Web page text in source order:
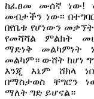
ከፈፀመ ሙሰኛ ነው!
መብታችን ነው፡፡
በየቤቱ የሆነውን
የመሻሻል ምልክት
ማድነቅ መልካምነት
መልካም። ውሸት ከሆነ
እንጂ እኔም ሸክላ
በማስታወስ ቸግሮን
ማለት ግድ ይሆናል።